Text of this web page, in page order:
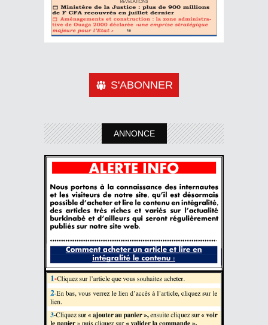
S'ABONNER
ANNONCE